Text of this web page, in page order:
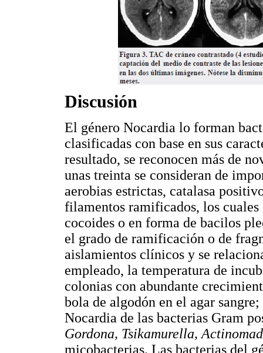
Discusión
El género Nocardia lo forman
clasificadas con base en sus
resultado, se reconocen más de
unas treinta se consideran de
aerobias estrictas, catalasa
filamentos ramificados, los cuales
cocoides o en forma de bacilos
el grado de ramificación o de
aislamientos clínicos y se
empleado, la temperatura de
colonias con abundante
bola de algodón en el agar
Nocardia de las bacterias Gram
Gordona, Tsikamurella,
micobacterias. Las bacterias del